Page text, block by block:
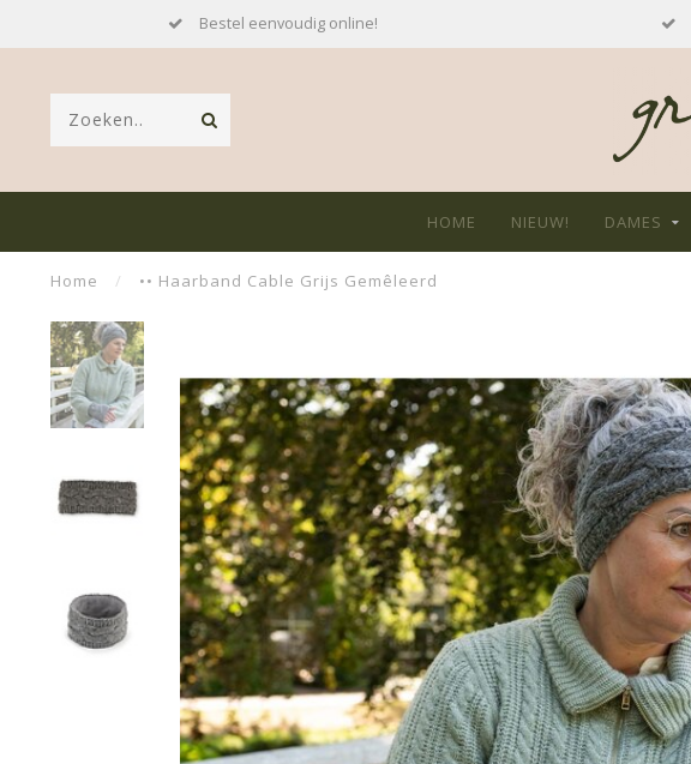
Bestel eenvoudig online!
HOME NIEUW! DAMES
Home / •• Haarband Cable Grijs Gemêleerd